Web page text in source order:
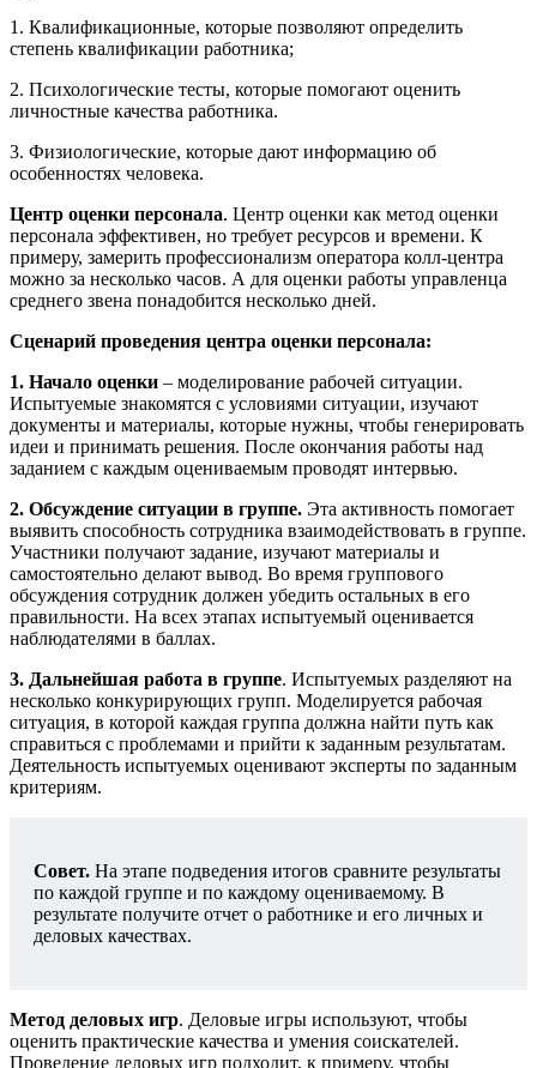
1. Квалификационные, которые позволяют определить
степень квалификации работника;
2. Психологические тесты, которые помогают оценить
личностные качества работника.
3. Физиологические, которые дают информацию об
особенностях человека.
Центр оценки персонала. Центр оценки как метод оценки
персонала эффективен, но требует ресурсов и времени. К
примеру, замерить профессионализм оператора колл-центра
можно за несколько часов. А для оценки работы управленца
среднего звена понадобится несколько дней.
Сценарий проведения центра оценки персонала:
1. Начало оценки – моделирование рабочей ситуации.
Испытуемые знакомятся с условиями ситуации, изучают
документы и материалы, которые нужны, чтобы генерировать
идеи и принимать решения. После окончания работы над
заданием с каждым оцениваемым проводят интервью.
2. Обсуждение ситуации в группе. Эта активность помогает
выявить способность сотрудника взаимодействовать в группе.
Участники получают задание, изучают материалы и
самостоятельно делают вывод. Во время группового
обсуждения сотрудник должен убедить остальных в его
правильности. На всех этапах испытуемый оценивается
наблюдателями в баллах.
3. Дальнейшая работа в группе. Испытуемых разделяют на
несколько конкурирующих групп. Моделируется рабочая
ситуация, в которой каждая группа должна найти путь как
справиться с проблемами и прийти к заданным результатам.
Деятельность испытуемых оценивают эксперты по заданным
критериям.
Совет. На этапе подведения итогов сравните результаты
по каждой группе и по каждому оцениваемому. В
результате получите отчет о работнике и его личных и
деловых качествах.
Метод деловых игр. Деловые игры используют, чтобы
оценить практические качества и умения соискателей.
Проведение деловых игр подходит, к примеру, чтобы